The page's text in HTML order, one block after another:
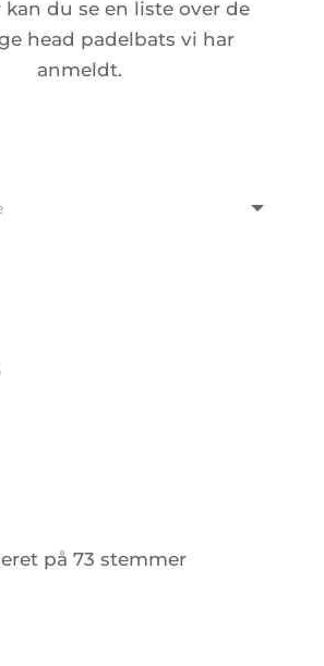
kan du se en liste over de
head padelbats vi har
anmeldt.
på 73 stemmer